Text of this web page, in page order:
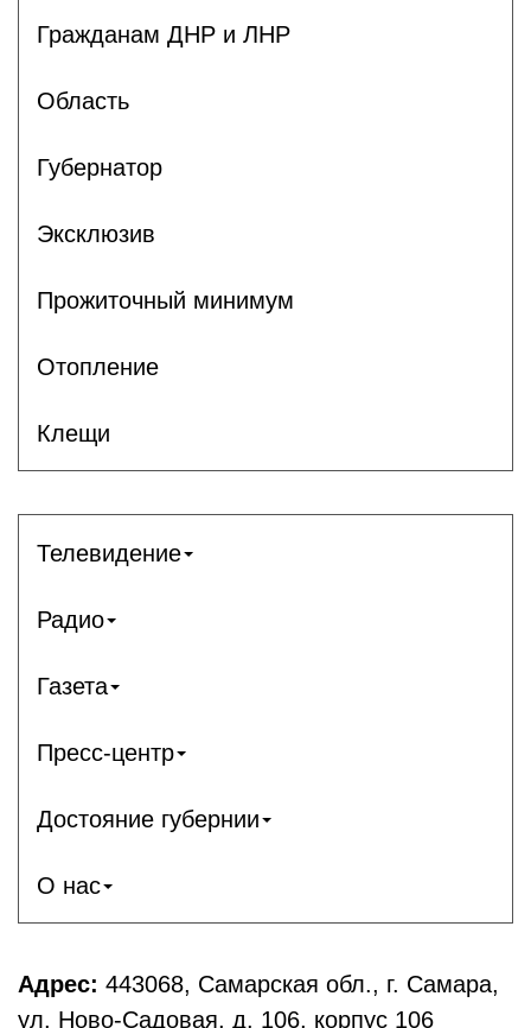
Гражданам ДНР и ЛНР
Область
Губернатор
Эксклюзив
Прожиточный минимум
Отопление
Клещи
Телевидение
Радио
Газета
Пресс-центр
Достояние губернии
О нас
Адрес: 443068, Самарская обл., г. Самара,
ул. Ново-Садовая, д. 106, корпус 106